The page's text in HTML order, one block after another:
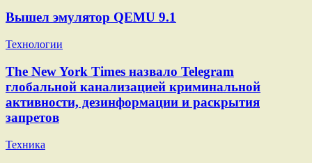
Вышел эмулятор QEMU 9.1
Технологии
The New York Times назвало Telegram
глобальной канализацией криминальной
активности, дезинформации и раскрытия
запретов
Техника